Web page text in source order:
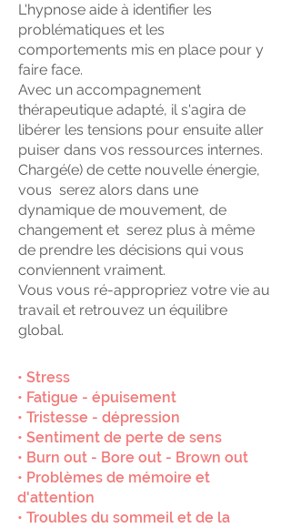
L'hypnose aide à identifier les
problématiques et les
comportements mis en place pour y
faire face.
Avec un accompagnement
thérapeutique adapté, il s'agira de
libérer les tensions pour ensuite aller
puiser dans vos ressources internes.
Chargé(e) de cette nouvelle énergie,
vous serez alors dans une
dynamique de mouvement, de
changement et serez plus à même
de prendre les décisions qui vous
conviennent vraiment.
Vous vous ré-appropriez votre vie au
travail et retrouvez un équilibre
global.
• Stress
• Fatigue - épuisement
• Tristesse - dépression
• Sentiment de perte de sens
• Burn out - Bore out - Brown out
• Problèmes de mémoire et
d'attention
• Troubles du sommeil et de la